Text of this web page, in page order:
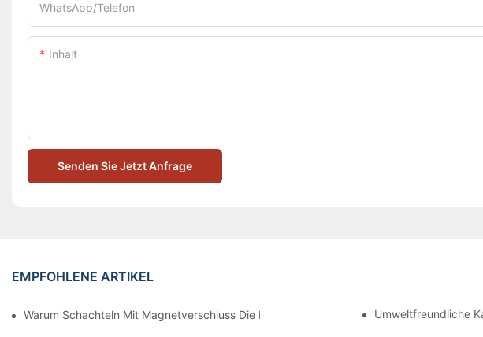
WhatsApp/Telefon
Inhalt
Senden Sie Jetzt Anfrage
EMPFOHLENE ARTIKEL
Warum Schachteln Mit Magnetverschluss Die Beste Wahl Für HochwertigeUmweltfreundliche